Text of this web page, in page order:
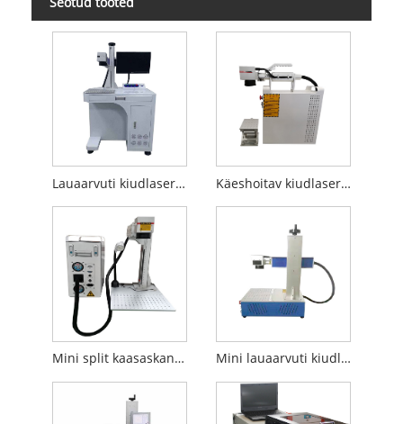
Lauaarvuti kiudlaseriga märgistamismasin Käeshoitav kiudlaseriga markeerimismasin
Mini split kaasaskantav fiiberlaseriga märgistamismasin Mini lauaarvuti kiudlaseriga märgistamismasin